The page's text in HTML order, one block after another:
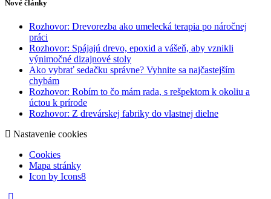
Nové články
Rozhovor: Drevorezba ako umelecká terapia po náročnej
práci
Rozhovor: Spájajú drevo, epoxid a vášeň, aby vznikli
výnimočné dizajnové stoly
Ako vybrať sedačku správne? Vyhnite sa najčastejším
chybám
Rozhovor: Robím to čo mám rada, s rešpektom k okoliu a
úctou k prírode
Rozhovor: Z drevárskej fabriky do vlastnej dielne
Nastavenie cookies
Cookies
Mapa stránky
Icon by Icons8